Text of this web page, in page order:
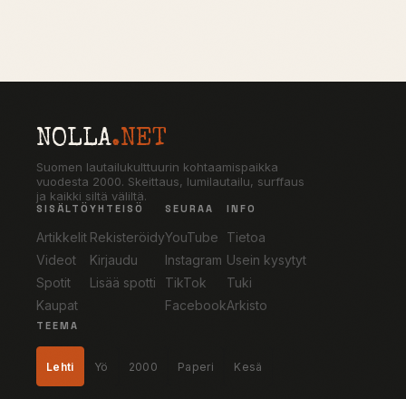
NOLLA.NET
Suomen lautailukulttuurin kohtaamispaikka
vuodesta 2000. Skeittaus, lumilautailu, surffaus
ja kaikki siltä väliltä.
SISÄLTÖ
Artikkelit
Videot
Spotit
Kaupat
YHTEISÖ
Rekisteröidy
Kirjaudu
Lisää spotti
SEURAA
YouTube
Instagram
TikTok
Facebook
INFO
Tietoa
Usein kysytyt
Tuki
Arkisto
TEEMA
Lehti Yö 2000 Paperi Kesä